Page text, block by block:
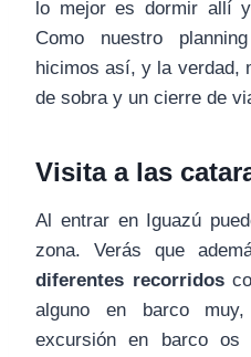
lo mejor es dormir allí
Como nuestro
hicimos así, y la verdad,
de sobra y un cierre de
Visita a las
Al entrar en Iguazú
zona. Verás que
diferentes recorridos
alguno en barco
excursión en barco os